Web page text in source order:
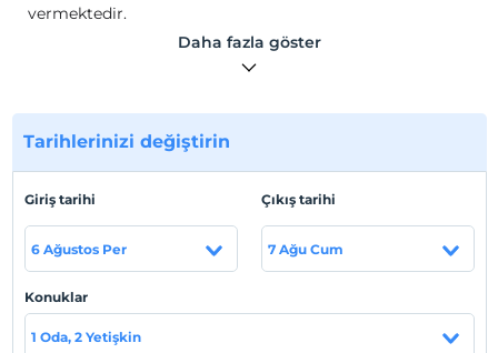
vermektedir.
Dairelerde, saç kurutma makinesi, çalışma masası,
ücretsiz banyo malzemeleri, düz ekran TV, elektrikli su
Tesis lokasyon bilgileri
Havaalanı 15 dk. sürüş mesafesindedir. Şehir merkezine 3
km uzaklıktadır.
Sahil
Ücretsiz Lara Plajı'na servis sağlanmaktadır.
Daha fazla göster
Tarihlerinizi değiştirin
Giriş tarihi
6 Ağustos Per
Çıkış tarihi
7 Ağu Cum
Konuklar
1 Oda, 2 Yetişkin